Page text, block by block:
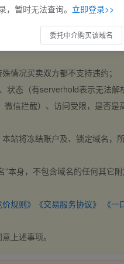
。买卖双方都不支持违约，一
情况买卖双方都不支持违约；
状态（有serverhold表示无法解
信拦截）、访问受限，是否是
站将冻结账户及、锁定域名，
本身，不包含域名的任何其它
规则》 《交易服务协议》 《一
上述事项。
，暂时无法查询。 立即登录>>
委托中介购买该域名